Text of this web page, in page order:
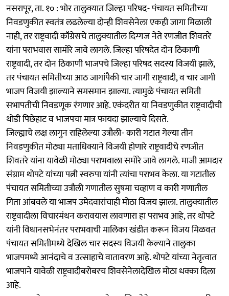
नसरापूर, ता. १० : भोर तालुक्यात जिल्हा परिषद- पंचायत समितीच्या
निवडणुकीत स्वतंत्र लढलेल्या दोन्ही शिवसेनेला एकही जागा मिळाली
नाही, तर राष्ट्रवादी कॉंग्रेसचे तालुक्यातील दिग्गज नेते रणजीत शिवतरे
यांना पराभवास सामोरे जावे लागले. जिल्हा परिषदेत दोन ठिकाणी
राष्ट्रवादी, तर दोन ठिकाणी भाजपचे जिल्हा परिषद सदस्य विजयी झाले,
तर पंचायत समितीच्या आठ जागांपैकी चार जागी राष्ट्रवादी, व चार जागी
भाजप विजयी झाल्याने समसमान झाल्या. त्यामुळे पंचायत समिती
सभापतीची निवडणूक रंगणार आहे. एकंदरीत या निवडणुकीत राष्ट्रवादीची
थोडी पिछेहाट व भाजपचा मात्र फायदा झाल्याचे दिसते.
जिल्ह्याचे लक्ष लागुन राहिलेल्या उत्रौली- कारी गटात गेल्या तीन
निवडणुकीत मोठ्या मताधिक्याने विजयी होणारे राष्ट्रवादीचे रणजीत
शिवतरे यांना यावेळी मोठ्या पराभवाला समोरे जावे लागले. माजी आमदार
संग्राम थोपटे यांच्या पत्नी स्वरुपा यांनी त्यांचा पराभव केला. या गटातील
पंचायत समितीच्या उत्रौली गणातील सुषमा चव्हाण व कारी गणातील
गिता आंबवले या भाजप उमेदवारांचाही मोठा विजय झाला. तालुक्यातील
राष्ट्रवादीला विचारमंथन करावयास लावणारा हा पराभव आहे, तर थोपटे
यांनी विधानसभेनंतर पराभवाची मालिका खंडीत करून विजय मिळवत
पंचायत समितीमध्ये देखिल चार सदस्य विजयी केल्याने तालुका
भाजपमध्ये आनंदाचे व उत्साहाचे वातावरण आहे. थोपटे यांच्या नेतृत्वात
भाजपाने यावेळी राष्ट्रवादीबरोबरच शिवसेनेलादेखिल मोठा धक्का दिला
आहे.